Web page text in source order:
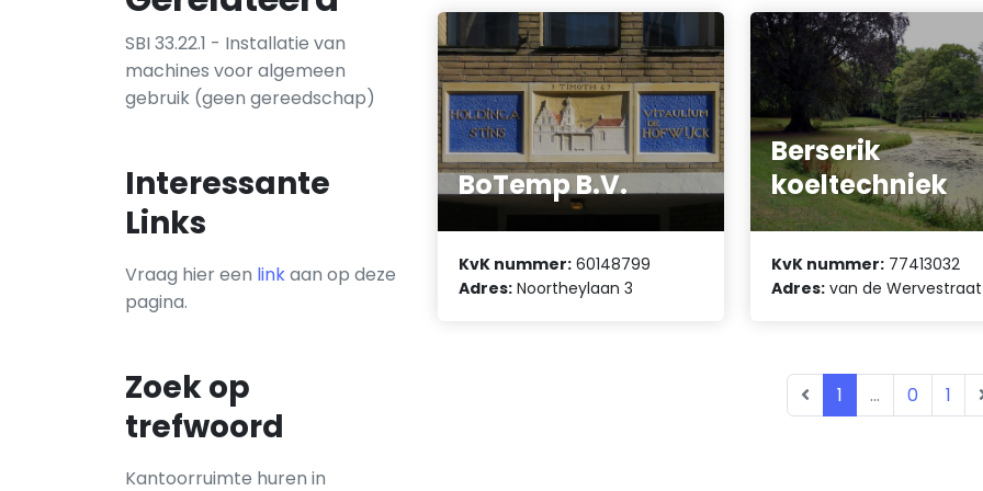
SBI 33.22.1 - Installatie van
machines voor algemeen
gebruik (geen gereedschap)
Interessante
Links
Vraag hier een linkaan op deze
pagina.
Zoek op
trefwoord
Kantoorruimte huren in
BoTemp B.V.
KvK nummer: 60148799
Adres: Noortheylaan 3
Berserik
koeltechniek
KvK nummer: 77413032
Adres: van de
1 ... 0 1